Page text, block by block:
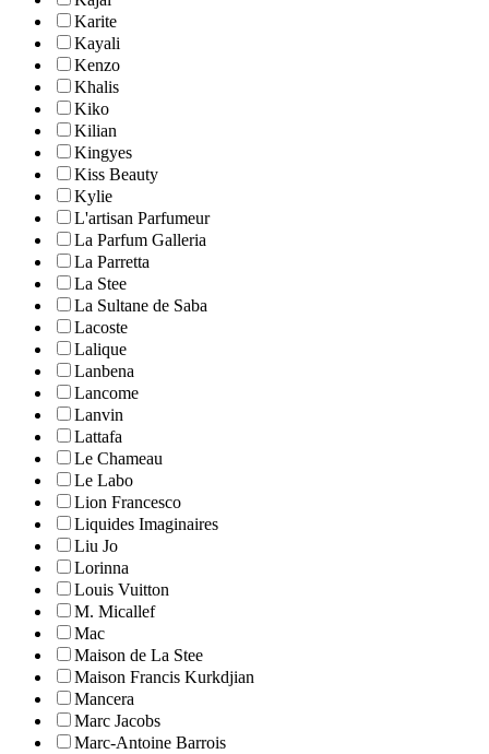
Karite
Kayali
Kenzo
Khalis
Kiko
Kilian
Kingyes
Kiss Beauty
Kylie
L'artisan Parfumeur
La Parfum Galleria
La Parretta
La Stee
La Sultane de Saba
Lacoste
Lalique
Lanbena
Lancome
Lanvin
Lattafa
Le Chameau
Le Labo
Lion Francesco
Liquides Imaginaires
Liu Jo
Lorinna
Louis Vuitton
M. Micallef
Mac
Maison de La Stee
Maison Francis Kurkdjian
Mancera
Marc Jacobs
Marc-Antoine Barrois